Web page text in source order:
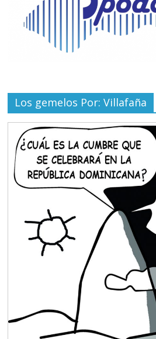
Los gemelos Por: Villafaña